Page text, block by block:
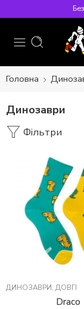
Головна
Динозаври
Фільтри
ДИНОЗАВРИ, ДОВГІ
Draco